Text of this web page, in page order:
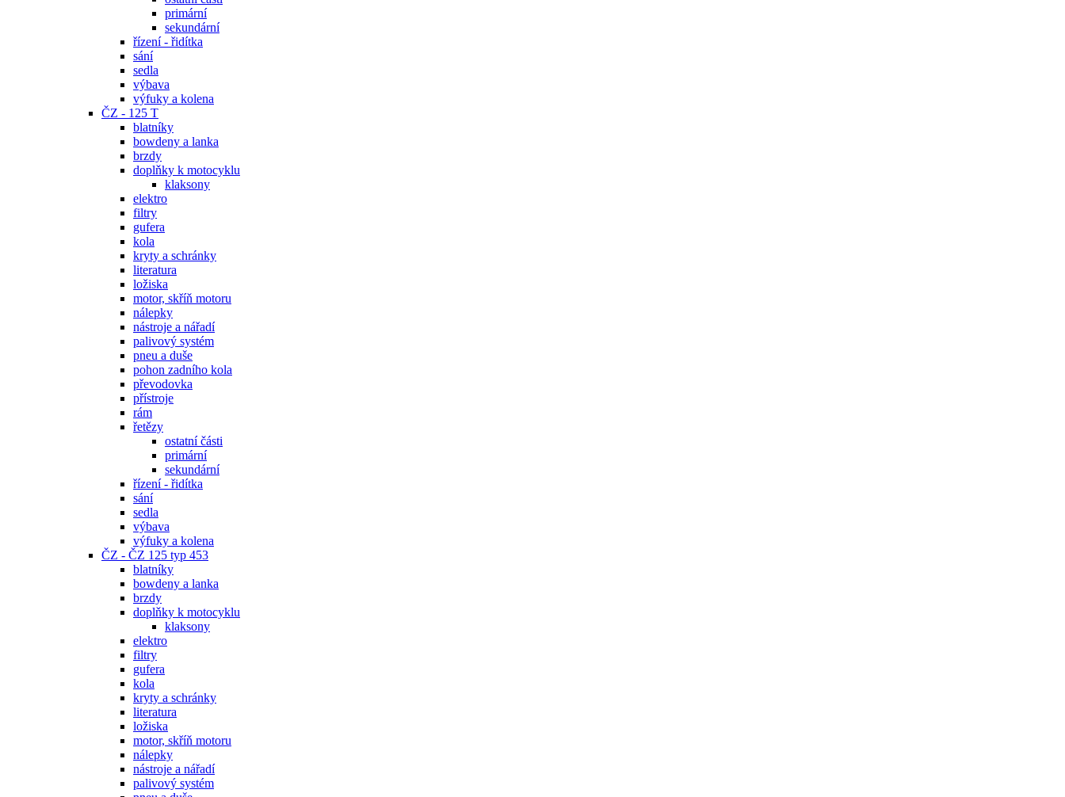
primární
sekundární
řízení - řidítka
sání
sedla
výbava
výfuky a kolena
ČZ - 125 T
blatníky
bowdeny a lanka
brzdy
doplňky k motocyklu
klaksony
elektro
filtry
gufera
kola
kryty a schránky
literatura
ložiska
motor, skříň motoru
nálepky
nástroje a nářadí
palivový systém
pneu a duše
pohon zadního kola
převodovka
přístroje
rám
řetězy
ostatní části
primární
sekundární
řízení - řidítka
sání
sedla
výbava
výfuky a kolena
ČZ - ČZ 125 typ 453
blatníky
bowdeny a lanka
brzdy
doplňky k motocyklu
klaksony
elektro
filtry
gufera
kola
kryty a schránky
literatura
ložiska
motor, skříň motoru
nálepky
nástroje a nářadí
palivový systém